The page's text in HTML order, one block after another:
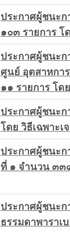
ประกาศผู้ชนะก
๑๐๓ รายการ โ
ประกาศผู้ชนะก
ศูนย์ อุตสาหกา
๑๑ รายการ โด
ประกาศผู้ชนะ
โดย วิธีเฉพาะเ
ประกาศผู้ชนะก
ที่ ๑ จำนวน ๓๓
ประกาศผู้ชนะ
ธรรมดาพาราเ